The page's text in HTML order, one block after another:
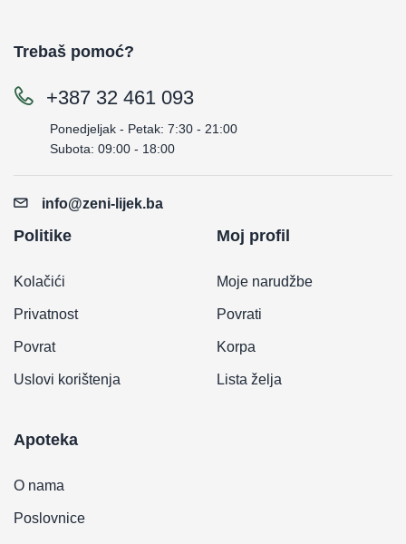
Trebaš pomoć?
+387 32 461 093
Ponedjeljak - Petak: 7:30 - 21:00
Subota: 09:00 - 18:00
info@zeni-lijek.ba
Politike
Kolačići
Privatnost
Povrat
Uslovi korištenja
Moj profil
Moje narudžbe
Povrati
Korpa
Lista želja
Apoteka
O nama
Poslovnice